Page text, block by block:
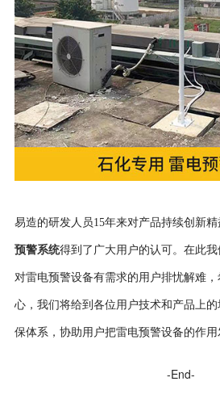
易造的研发人员15年来对产品持续创新
预警系统得到了广大用户的认可。在此
对雷电预警设备有需求的用户排忧解难
心，我们将给到各位用户技术和产品上
保体系，协助用户把雷电预警设备的作用
-End-